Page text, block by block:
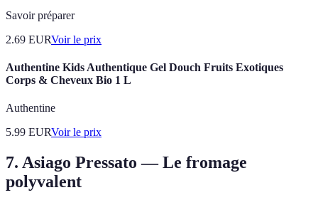
Savoir préparer
2.69 EURVoir le prix
Authentine Kids Authentique Gel Douch Fruits Exotiques
Corps & Cheveux Bio 1 L
Authentine
5.99 EURVoir le prix
7. Asiago Pressato — Le fromage
polyvalent